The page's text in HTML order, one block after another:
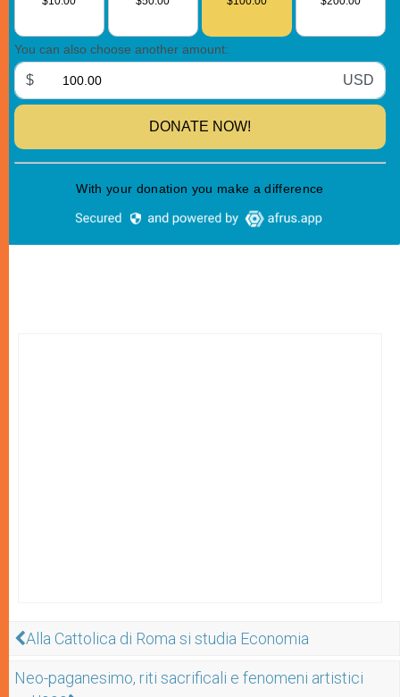
Alla Cattolica di Roma si studia Economia
Neo-paganesimo, riti sacrificali e fenomeni artistici